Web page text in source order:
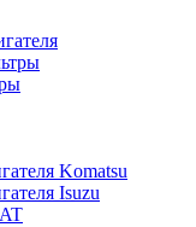
Komatsu
Isuzu